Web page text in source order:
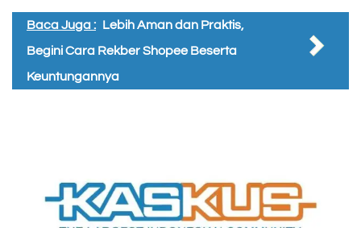
Baca Juga : Lebih Aman dan Praktis,
Begini Cara Rekber Shopee Beserta
Keuntungannya